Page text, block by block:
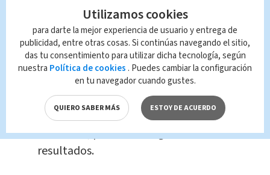
defensa. El balón fue recogido por el
español José Callejón, cuyo disparo
salió por pocos centímetros.
Sin embargo, el Juventus estuvo muy
concentrado atrás y terminó
frustrando a un Nápoles que se
esforzaba, pero sin recoger los
resultados.
Utilizamos cookies
para darte la mejor experiencia de usuario y entrega de
publicidad, entre otras cosas. Si continúas navegando el sitio,
das tu consentimiento para utilizar dicha tecnología, según
nuestra Política de cookies . Puedes cambiar la configuración
en tu navegador cuando gustes.
QUIERO SABER MÁS ESTOY DE ACUERDO